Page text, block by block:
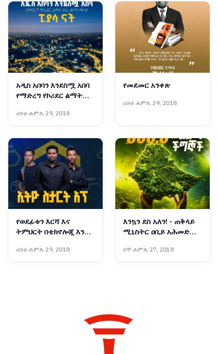
አዲስ አበባን እንደስሟ አበባ
የማድረግ የኮሪደር ልማት
ረቡዕ ሐምሌ 29, 2018
የመደመር አንቀጽ
ረቡዕ ሐምሌ 29, 2018
የወደፊቱን እርሻ እና
ትምህርት በቴክኖሎጂ እንዴት
ረቡዕ ሐምሌ 29, 2018
እንኳን ደስ አለን! - ጠቅላይ
ሚኒስትር ዐቢይ አሕመድ
ሰኞ ሐምሌ 27, 2018